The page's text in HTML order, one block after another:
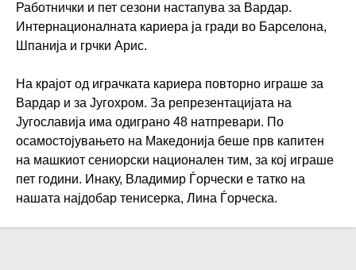
Работнички и пет сезони настапува за Вардар.
Интернационалната кариера ја гради во Барселона,
Шпанија и грчки Арис.
На крајот од играчката кариера повторно играше за
Вардар и за Југохром. За репрезентацијата на
Југославија има одиграно 48 натпревари. По
осамостојувањето на Македонија беше прв капитен
на машкиот сениорски национален тим, за кој играше
пет години. Инаку, Владимир Ѓорчески е татко на
нашата најдобар тенисерка, Лина Ѓорческа.